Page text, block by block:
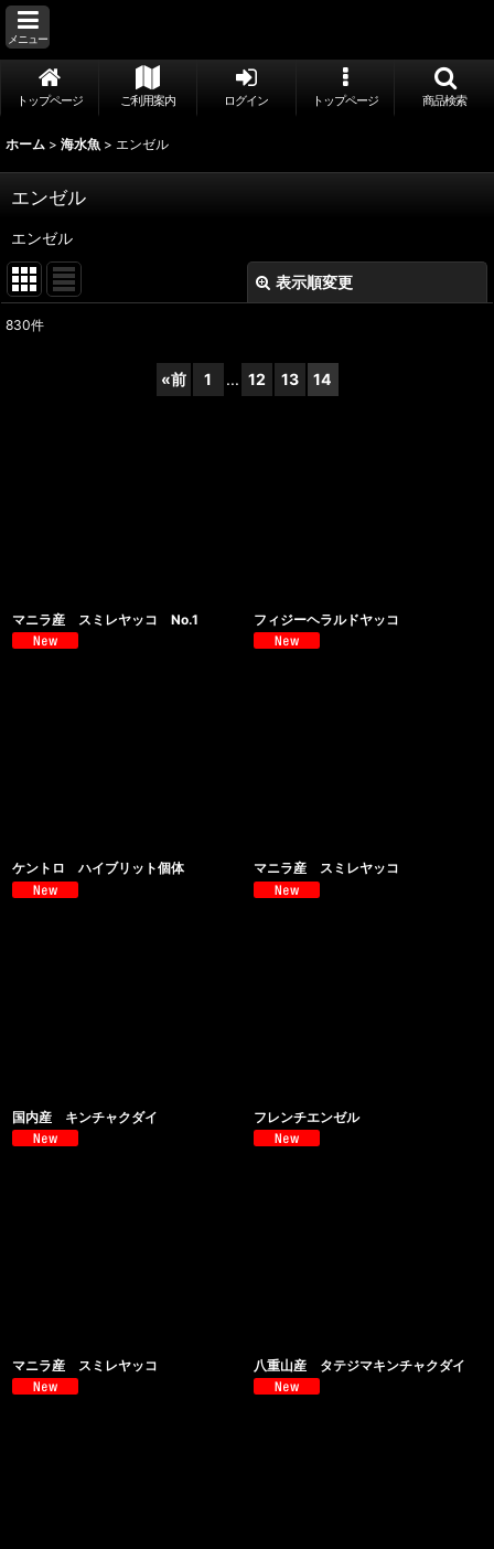
メニュー
トップページ ご利用案内 ログイン トップページ 商品検索
ホーム > 海水魚 > エンゼル
エンゼル
エンゼル
表示順変更
830件
«前 1 ... 12 13 14
マニラ産 スミレヤッコ No.1 フィジーヘラルドヤッコ
ケントロ ハイブリット個体 マニラ産 スミレヤッコ
国内産 キンチャクダイ フレンチエンゼル
マニラ産 スミレヤッコ 八重山産 タテジマキンチャクダイ